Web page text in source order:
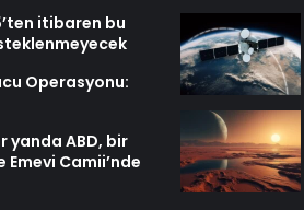
itibaren bu
Operasyonu:
yanda ABD, bir
Emevi Camii’nde